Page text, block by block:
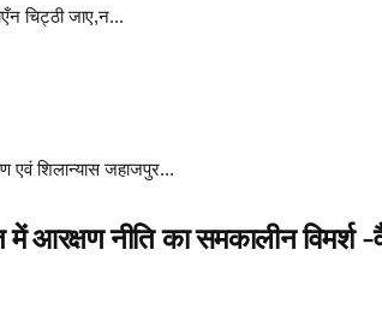
चिट्ठी जाए,न...
एवं शिलान्यास जहाजपुर...
नीति का समकालीन विमर्श -